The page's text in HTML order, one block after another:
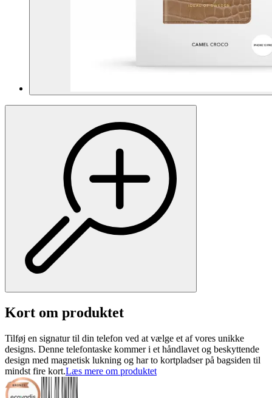
Kort om produktet
Tilføj en signatur til din telefon ved at vælge et af vores unikke
designs. Denne telefontaske kommer i et håndlavet og beskyttende
design med magnetisk lukning og har to kortpladser på bagsiden til
mindst fire kort.Læs mere om produktet